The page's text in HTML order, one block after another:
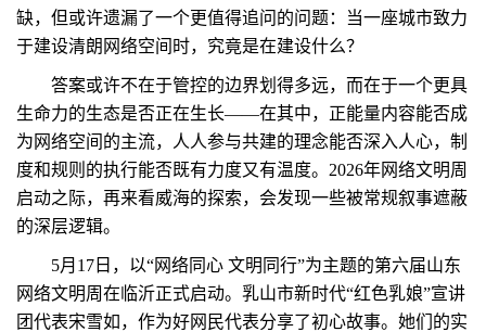
缺，但或许遗漏了一个更值得追问的问题：当一座城市致力
于建设清朗网络空间时，究竟是在建设什么？
答案或许不在于管控的边界划得多远，而在于一个更具
生命力的生态是否正在生长——在其中，正能量内容能否成
为网络空间的主流，人人参与共建的理念能否深入人心，制
度和规则的执行能否既有力度又有温度。2026年网络文明周
启动之际，再来看威海的探索，会发现一些被常规叙事遮蔽
的深层逻辑。
5月17日，以“网络同心 文明同行”为主题的第六届山东
网络文明周在临沂正式启动。乳山市新时代“红色乳娘”宣讲
团代表宋雪如，作为好网民代表分享了初心故事。她们的实